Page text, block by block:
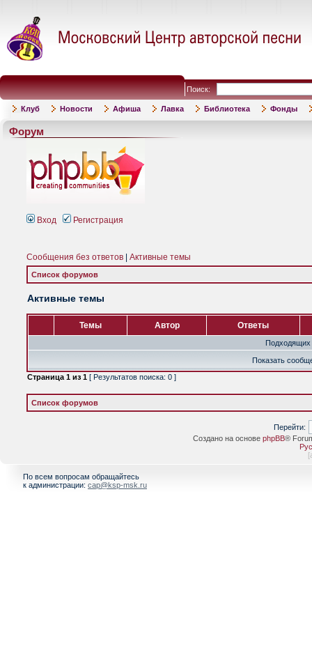
Поиск:
Клуб Новости Афиша Лавка Библиотека Фонды
Форум
Вход Регистрация
Сообщения без ответов Активные темы
Список форумов
Активные темы
Темы Автор Ответы
Подходящих
Показать
Страница 1 из 1 [ Результатов поиска: 0 ]
Список форумов
Перейти:
Создано на основе phpBB®
[
По всем вопросам обращайтесь
к администрации: cap@ksp-msk.ru